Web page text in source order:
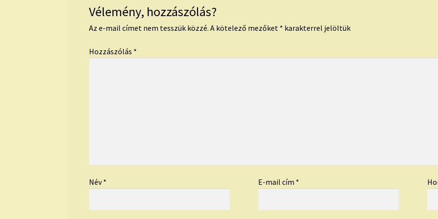
Vélemény, hozzászólás?
Az e-mail címet nem tesszük közzé. A kötelező mezőket * karakterrel jelöltük
Hozzászólás *
Név* E-mail cím *